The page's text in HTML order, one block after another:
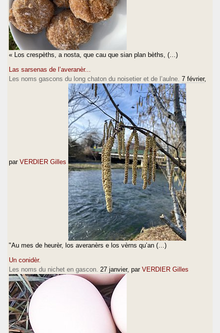
« Los crespèths, a nosta, que cau que sian plan bèths, (…)
Las sarsenas de l’averanèr...
Les noms gascons du long chaton du noisetier et de l’aulne. 7 février,
par VERDIER Gilles
"Au mes de heurèr, los averanèrs e los vèrns qu’an (…)
Un conidèr.
Les noms du nichet en gascon. 27 janvier, par VERDIER Gilles